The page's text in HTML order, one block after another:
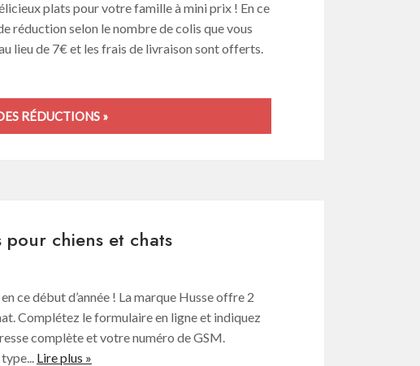
plats pour votre famille à mini prix ! En ce
réduction selon le nombre de colis que vous
lieu de 7€ et les frais de livraison sont offerts.
RÉDUCTIONS »
chiens et chats
ce début d’année ! La marque Husse offre 2
Complétez le formulaire en ligne et indiquez
complète et votre numéro de GSM.
Lire plus »